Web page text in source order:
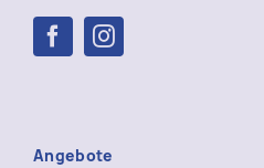
Angebote